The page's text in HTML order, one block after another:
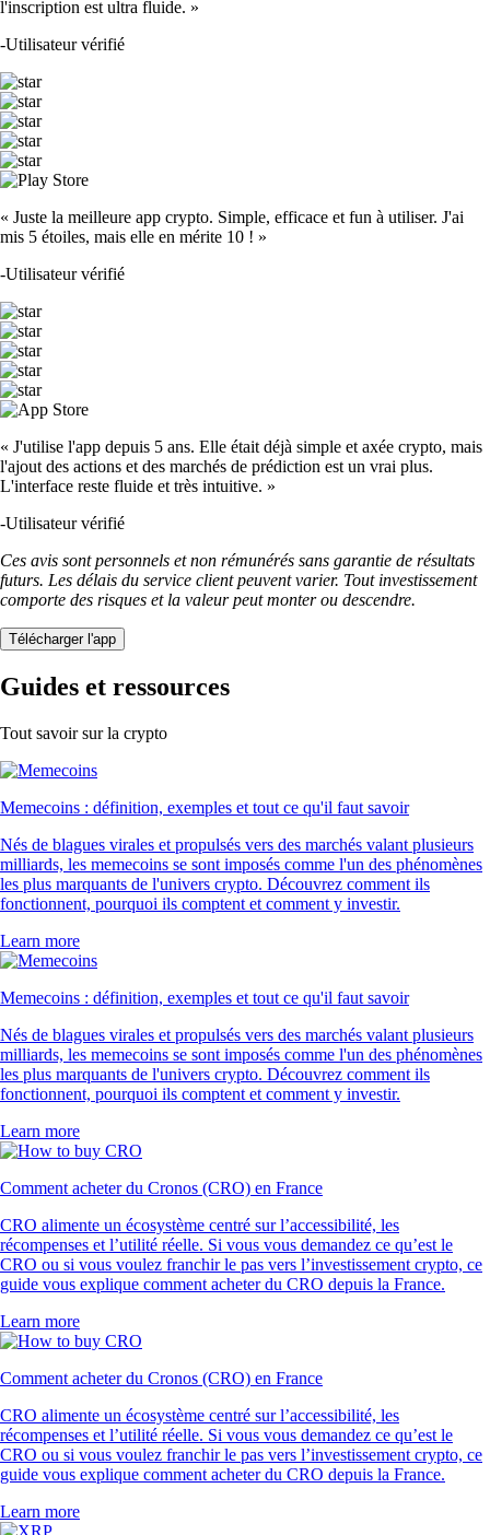
l'inscription est ultra fluide. »
-Utilisateur vérifié
« Juste la meilleure app crypto. Simple, efficace et fun à utiliser. J'ai
mis 5 étoiles, mais elle en mérite 10 ! »
-Utilisateur vérifié
« J'utilise l'app depuis 5 ans. Elle était déjà simple et axée crypto, mais
l'ajout des actions et des marchés de prédiction est un vrai plus.
L'interface reste fluide et très intuitive. »
-Utilisateur vérifié
Ces avis sont personnels et non rémunérés sans garantie de résultats
futurs. Les délais du service client peuvent varier. Tout investissement
comporte des risques et la valeur peut monter ou descendre.
Télécharger l'app
Guides et ressources
Tout savoir sur la crypto
Memecoins : définition, exemples et tout ce qu'il faut savoir
Nés de blagues virales et propulsés vers des marchés valant plusieurs
milliards, les memecoins se sont imposés comme l'un des phénomènes
les plus marquants de l'univers crypto. Découvrez comment ils
fonctionnent, pourquoi ils comptent et comment y investir.
Learn more
Memecoins : définition, exemples et tout ce qu'il faut savoir
Nés de blagues virales et propulsés vers des marchés valant plusieurs
milliards, les memecoins se sont imposés comme l'un des phénomènes
les plus marquants de l'univers crypto. Découvrez comment ils
fonctionnent, pourquoi ils comptent et comment y investir.
Learn more
Comment acheter du Cronos (CRO) en France
CRO alimente un écosystème centré sur l’accessibilité, les
récompenses et l’utilité réelle. Si vous vous demandez ce qu’est le
CRO ou si vous voulez franchir le pas vers l’investissement crypto, ce
guide vous explique comment acheter du CRO depuis la France.
Learn more
Comment acheter du Cronos (CRO) en France
CRO alimente un écosystème centré sur l’accessibilité, les
récompenses et l’utilité réelle. Si vous vous demandez ce qu’est le
CRO ou si vous voulez franchir le pas vers l’investissement crypto, ce
guide vous explique comment acheter du CRO depuis la France.
Learn more